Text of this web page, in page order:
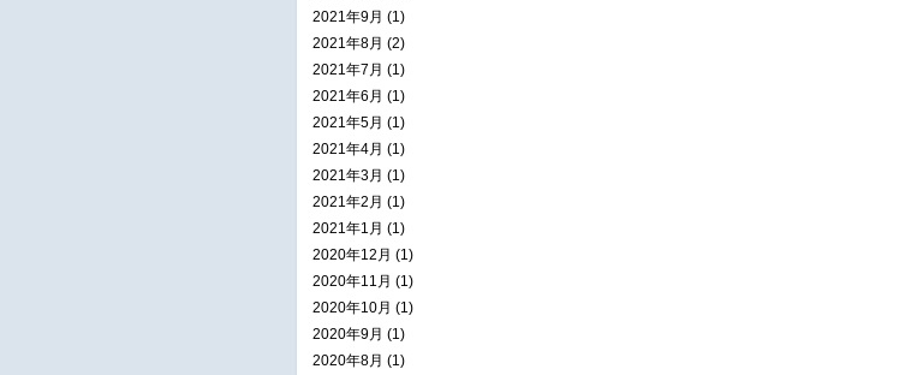
2021年9月 (1)
2021年8月 (2)
2021年7月 (1)
2021年6月 (1)
2021年5月 (1)
2021年4月 (1)
2021年3月 (1)
2021年2月 (1)
2021年1月 (1)
2020年12月 (1)
2020年11月 (1)
2020年10月 (1)
2020年9月 (1)
2020年8月 (1)